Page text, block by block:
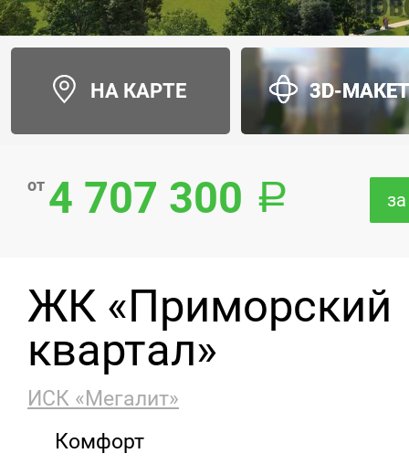
НА КАРТЕ 3D-
от 4 707 300
ЖК «Приморский
квартал»
ИСК «Мегалит»
Комфорт